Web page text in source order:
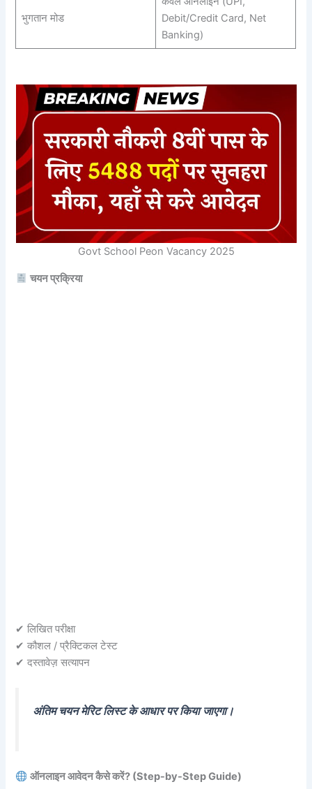
भुगतान मोड
Debit/Credit Card, Net
Banking)
Govt School Peon Vacancy 2025
चयन प्रक्रिया
✔ लिखित परीक्षा
✔ कौशल / प्रैक्टिकल टेस्ट
✔ दस्तावेज़ सत्यापन
अंतिम चयन मेरिट लिस्ट के आधार पर किया जाएगा।
ऑनलाइन आवेदन कैसे करें? (Step-by-Step Guide)